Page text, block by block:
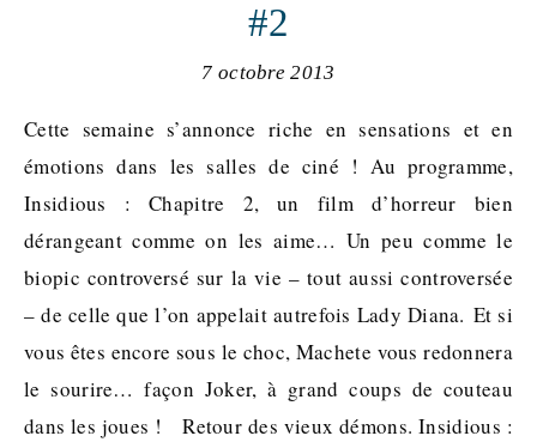
#2
7 octobre 2013
Cette semaine s’annonce riche en sensations et en
émotions dans les salles de ciné ! Au programme,
Insidious : Chapitre 2, un film d’horreur bien
dérangeant comme on les aime… Un peu comme le
biopic controversé sur la vie – tout aussi controversée
– de celle que l’on appelait autrefois Lady Diana. Et si
vous êtes encore sous le choc, Machete vous redonnera
le sourire… façon Joker, à grand coups de couteau
dans les joues ! Retour des vieux démons. Insidious :